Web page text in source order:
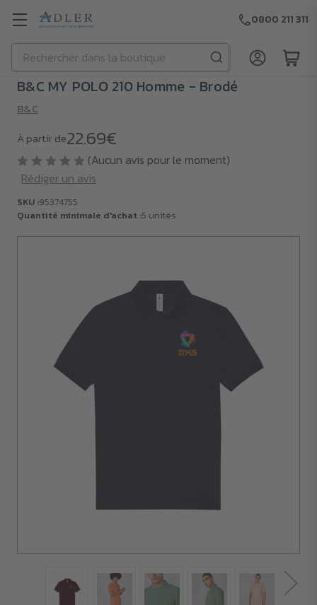
Passer au contenu principal
Rechercher
0800 211 311
B&C MY POLO 210 Homme - Brodé
B&C
À partir de22.69€
(Aucun avis pour le moment)
Rédiger un avis
SKU :95374755
Quantité minimale d'achat :5 unités